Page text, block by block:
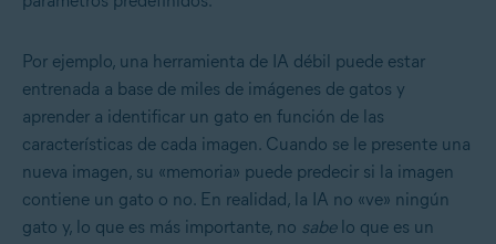
Por ejemplo, una herramienta de IA débil puede estar
entrenada a base de miles de imágenes de gatos y
aprender a identificar un gato en función de las
características de cada imagen. Cuando se le presente una
nueva imagen, su «memoria» puede predecir si la imagen
contiene un gato o no. En realidad, la IA no «ve» ningún
gato y, lo que es más importante, no sabelo que es un